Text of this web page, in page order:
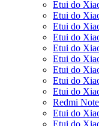
Etui do
Etui do
Etui do
Etui do
Etui do
Etui do
Etui do
Etui do
Etui do
Redmi Note
Etui do
Etui do